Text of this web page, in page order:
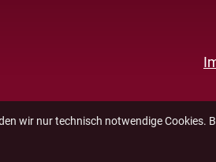
wir nur technisch notwendige